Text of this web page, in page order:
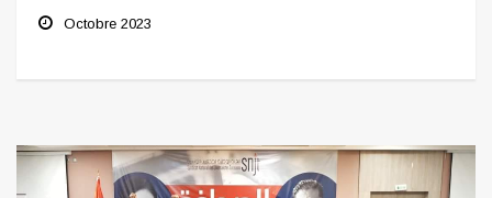
Octobre 2023